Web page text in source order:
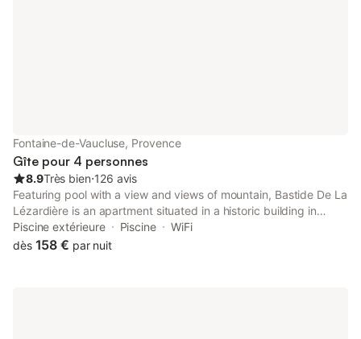
Fontaine-de-Vaucluse, Provence
Gîte pour 4 personnes
8.9Très bien⋅126 avis
Featuring pool with a view and views of mountain, Bastide De La
Lézardière is an apartment situated in a historic building in
Fontaine-de-Vaucluse, 24 km from Parc des Expositions
Avignon.
Piscine extérieure Piscine
WiFi
dès 158 € par nuit